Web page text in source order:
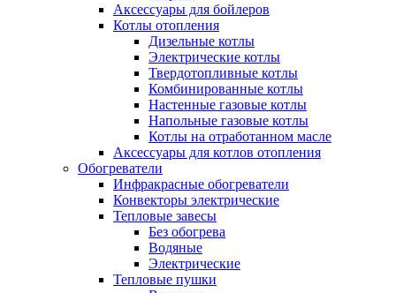
Аксессуары для бойлеров
Котлы отопления
Дизельные котлы
Электрические котлы
Твердотопливные котлы
Комбинированные котлы
Настенные газовые котлы
Напольные газовые котлы
Котлы на отработанном масле
Аксессуары для котлов отопления
Обогреватели
Инфракрасные обогреватели
Конвекторы электрические
Тепловые завесы
Без обогрева
Водяные
Электрические
Тепловые пушки